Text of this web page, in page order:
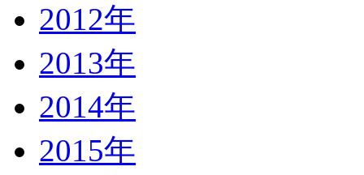
2012年
2013年
2014年
2015年